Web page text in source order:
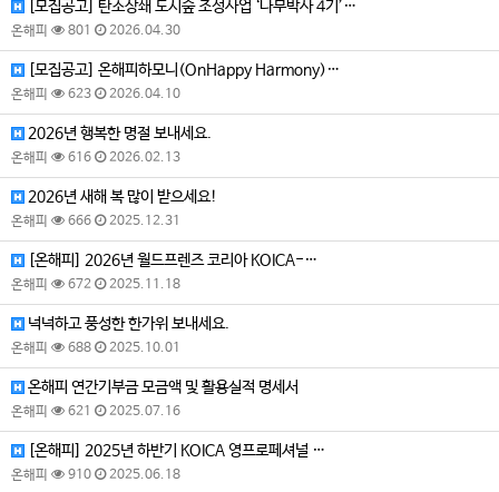
[모집공고] 탄소상쇄 도시숲 조성사업 ‘나무박사 4기’…
온해피 801 2026.04.30
[모집공고] 온해피하모니(OnHappy Harmony)…
온해피 623 2026.04.10
2026년 행복한 명절 보내세요.
온해피 616 2026.02.13
2026년 새해 복 많이 받으세요!
온해피 666 2025.12.31
[온해피] 2026년 월드프렌즈 코리아 KOICA-…
온해피 672 2025.11.18
넉넉하고 풍성한 한가위 보내세요.
온해피 688 2025.10.01
온해피 연간기부금 모금액 및 활용실적 명세서
온해피 621 2025.07.16
[온해피] 2025년 하반기 KOICA 영프로페셔널 …
온해피 910 2025.06.18